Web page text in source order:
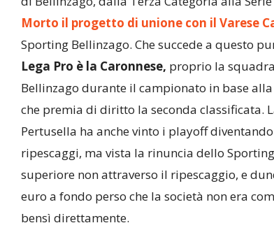
Morto il progetto di unione con il Varese
Sporting Bellinzago. Che succede a questo
Lega Pro è la Caronnese, proprio la
Bellinzago durante il campionato in base
che premia di diritto la seconda classificata.
Pertusella ha anche vinto i playoff
ripescaggi, ma vista la rinuncia dello
superiore non attraverso il ripescaggio, e
euro a fondo perso che la società non era
bensì direttamente.